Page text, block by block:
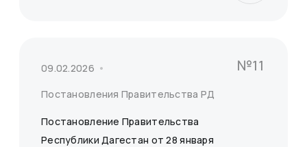
09.02.2026
Постановления Правительства РД
№11
Постановление Правительства
Республики Дагестан от 28 января